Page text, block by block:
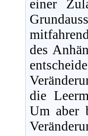
einer
des
die
Um aber